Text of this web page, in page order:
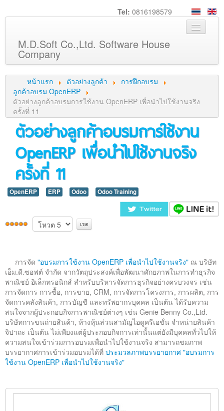
Tel: 0816198579
M.D.Soft Co.,Ltd. Software House
Company
หน้าหลัก
เกี่ยวกับเรา
บริการ
สินค้า
ลูกค้า
ภาพกิจกรรม
ร่วมงานกับเรา
ติดต่อเรา
หน้าแรก ตัวอย่างลูกค้า
การฝึกอบรม
ลูกค้าอบรม OpenERP
ตัวอย่างลูกค้าอบรมการใช้งาน OpenERP เพื่อนำไปใช้งานจริง
ครั้งที่ 11
ตัวอย่างลูกค้าอบรมการใช้งาน
OpenERP เพื่อนำไปใช้งานจริง
ครั้งที่ 11
OpenERP ERP Odoo Odoo Training
การจัด "อบรมการใช้งาน OpenERP เพื่อนำไปใช้งานจริง" ณ บริษัท
เอ็ม.ดี.ซอฟต์ จำกัด จากวัตถุประสงค์เพื่อพัฒนาศักยภาพในการทำธุรกิจ
พาณิชย์ อิเล็กทรอนิกส์ สำหรับบริหารจัดการธุรกิจอย่างครบวงจร เช่น
การจัดการ การซื้อ, การขาย, CRM, การจัดการโครงการ, การผลิต, การ
จัดการคลังสินค้า, การบัญชี และทรัพยากรบุคคล เป็นต้น ได้รับความ
สนใจจากผู้ประกอบกิจการพาณิชย์ต่างๆ เช่น Genie Benny Co.,Ltd.
บริษัทการขนถ่ายสินค้า, ห้างหุ้นส่วนสามัญไอดูครีเอชั่น จำหน่ายสินค้า
จิปาถะ เป็นต้น ไม่เพียงแต่ผู้ประกอบกิจการเท่านั้นแต่ยังมีบุคคลทั่วไปให้
ความสนใจเข้าร่วมการอบรมเพื่อนำไปใช้งานจริง สามารถชมภาพ
บรรยากาศการเข้าร่วมอบรมได้ที่ ประมวลภาพบรรยายกาศ "อบรมการ
ใช้งาน OpenERP เพื่อนำไปใช้งานจริง"